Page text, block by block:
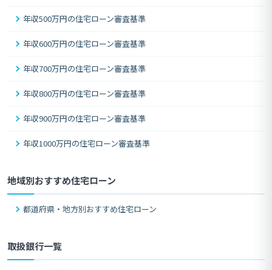
年収500万円の住宅ローン審査基準
年収600万円の住宅ローン審査基準
年収700万円の住宅ローン審査基準
年収800万円の住宅ローン審査基準
年収900万円の住宅ローン審査基準
年収1000万円の住宅ローン審査基準
地域別おすすめ住宅ローン
都道府県・地方別おすすめ住宅ローン
取扱銀行一覧